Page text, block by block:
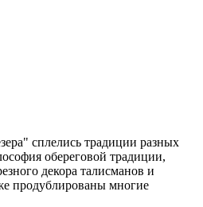
сплелись традиции разных
обереговой традиции,
декора талисманов и
продублированы многие